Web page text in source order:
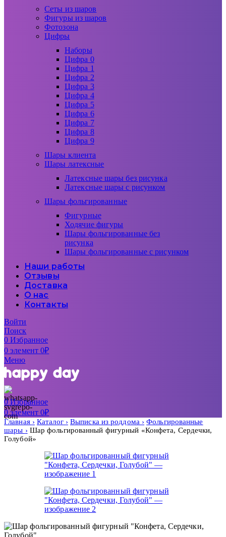
Сеты из шаров
Фигуры из шаров
Фотозона
Цифры
Наборы
Цифра 0
Цифра 1
Цифра 2
Цифра 3
Цифра 4
Цифра 5
Цифра 6
Цифра 7
Цифра 8
Цифра 9
Шары клиента
Шары латексные
Латексные шары без рисунка
Латексные шары с рисунком
Шары фольгированные
Фигурные
Ходячие фигуры
Шары фольгированные без
рисунка
Шары фольгированные с рисунком
Наши работы
Отзывы
Доставка
О нас
Контакты
Войти
Поиск
0Избранное
0элемент 0₽
Меню
0Избранное
0элемент 0₽
Главная Каталог Выписка из роддома
Фольгированные
шары
Шар фольгированный фигурный «Конфета, Сердечки,
Голубой»